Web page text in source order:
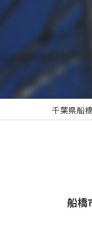
千葉県船
船橋